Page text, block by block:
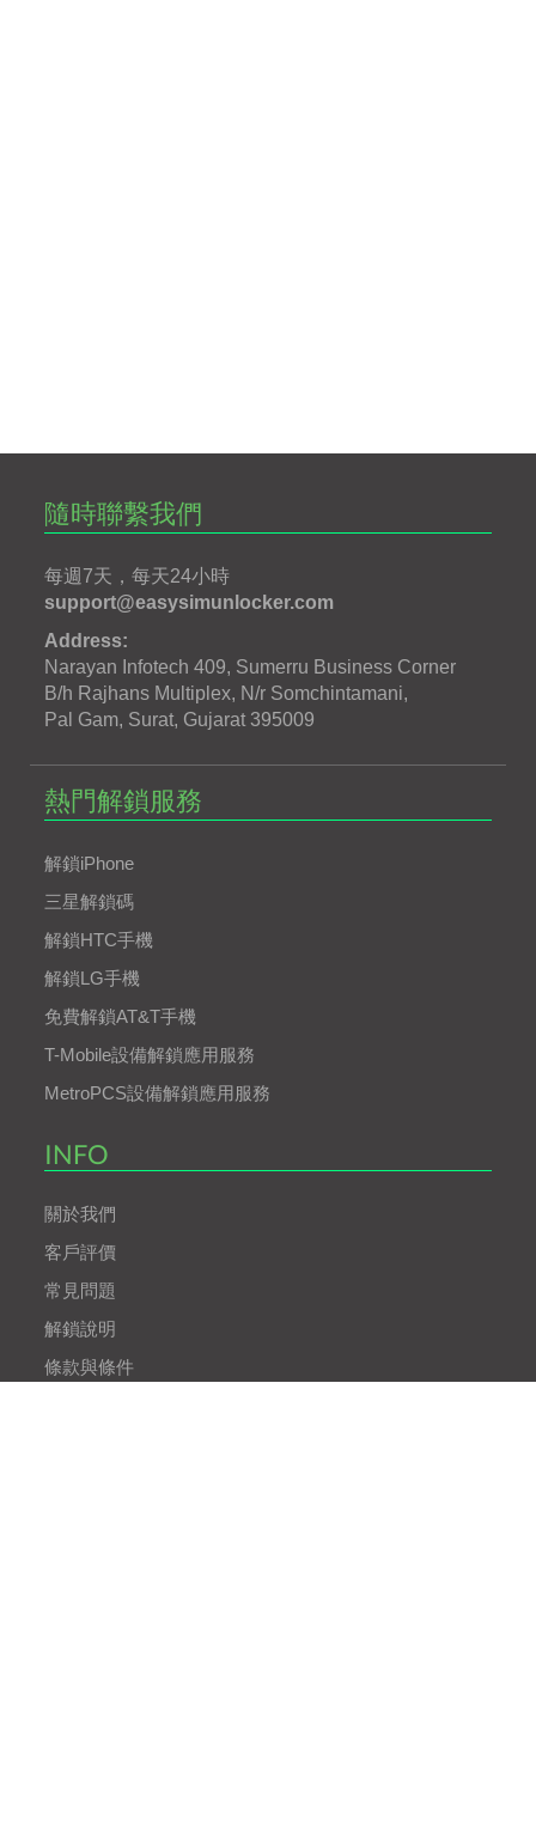
隨時聯繫我們
每週7天，每天24小時
support@easysimunlocker.com
Address:
Narayan Infotech 409, Sumerru Business Corner
B/h Rajhans Multiplex, N/r Somchintamani,
Pal Gam, Surat, Gujarat 395009
熱門解鎖服務
解鎖iPhone
三星解鎖碼
解鎖HTC手機
解鎖LG手機
免費解鎖AT&T手機
T-Mobile設備解鎖應用服務
MetroPCS設備解鎖應用服務
INFO
關於我們
客戶評價
常見問題
解鎖說明
條款與條件